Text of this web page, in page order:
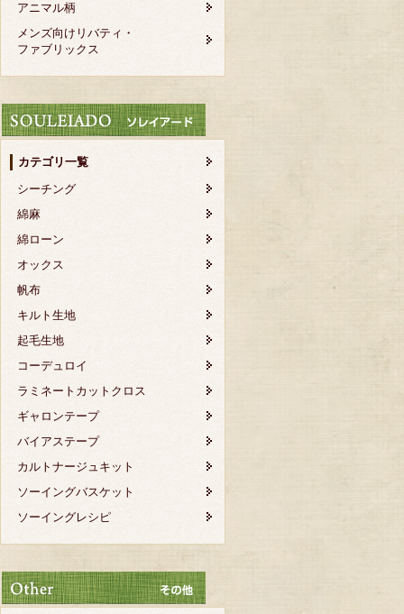
アニマル柄
メンズ向けリバティ・
ファブリックス
カテゴリ一覧
シーチング
綿麻
綿ローン
オックス
帆布
キルト生地
起毛生地
コーデュロイ
ラミネートカットクロス
ギャロンテープ
バイアステープ
カルトナージュキット
ソーイングバスケット
ソーイングレシピ